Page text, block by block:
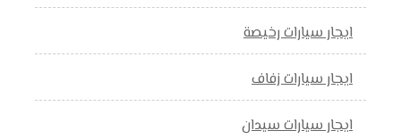
ايجار سيارات رخيصة
ايجار سيارات زفاف
ايجار سيارات سيدان